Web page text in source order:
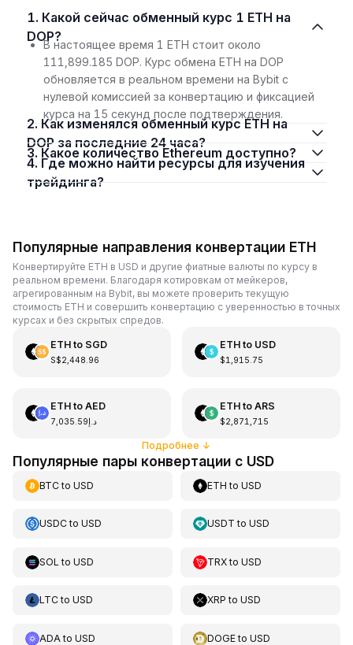
1. Какой сейчас обменный курс 1 ETH на
DOP?
В настоящее время 1 ETH стоит около
111,899.185 DOP. Курс обмена ETH на DOP
обновляется в реальном времени на Bybit с
нулевой комиссией за конвертацию и фиксацией
курса на 15 секунд после подтверждения.
2. Как изменялся обменный курс ETH на
DOP за последние 24 часа?
3. Какое количество Ethereum доступно?
4. Где можно найти ресурсы для изучения
трейдинга?
Популярные направления конвертации ETH
Конвертируйте ETH в USD и другие фиатные валюты по курсу в
реальном времени. Благодаря котировкам от мейкеров,
агрегированным на Bybit, вы можете проверить текущую
стоимость ETH и совершить конвертацию с уверенностью в точных
курсах и без скрытых спредов.
ETHto SGD
S$2,448.96
ETHto USD
$1,915.75
ETHto AED
د.إ7,035.59
ETHto ARS
$2,871,715
Подробнее ↓
Популярные пары конвертации с USD
BTCto USD ETH toUSD
USDCto USD USDT toUSD
SOL to USD TRXtoUSD
LTCto USD XRP toUSD
ADA to USD DOGEtoUSD